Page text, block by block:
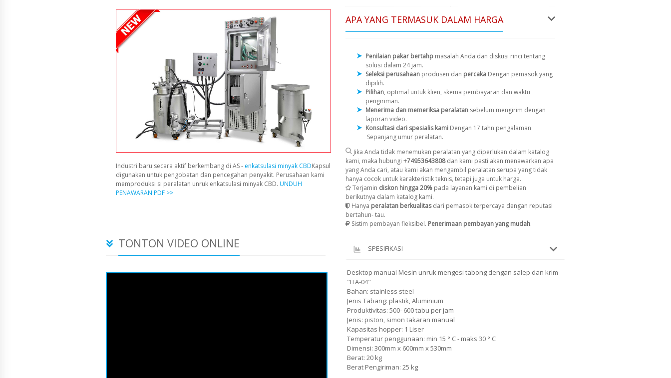
Industri baru secara aktif berkembang di AS - enkatsulasi minyak CBDKapsul
digunakan untuk pengobatan dan pencegahan penyakit. Perusahaan kami
memproduksi si peralatan unruk enkatsulasi minyak CBD. UNDUH
PENAWARAN PDF >>
APA YANG TERMASUK DALAM HARGA
Penilaian pakar bertahp masalah Anda dan diskusi rinci tentang
solusi dalam 24 jam.
Seleksi perusahaan produsen dan percaka Dengan pemasok yang
dipilih.
Pilihan, optimal untuk klien, skema pembayaran dan waktu
pengiriman.
Menerima dan memeriksa peralatan sebelum mengirim dengan
laporan video.
Konsultasi dari spesialis kami Dengan 17 tahn pengalaman
Sepanjang umur peralatan.
Jika Anda tidak menemukan peralatan yang diperlukan dalam katalog
kami, maka hubungi +74953643808dan kami pasti akan menawarkan apa
yang Anda cari, atau kami akan mengambil peralatan serupa yang tidak
hanya cocok untuk karakteristik teknis, tetapi juga untuk harga.
Terjamin diskon hingga 20% pada layanan kami di pembelian
berikutnya dalam katalog kami.
Hanya peralatan berkualitasdari pemasok terpercaya dengan reputasi
bertahun- tau.
Sistim pembayan fleksibel. Penerimaan pembayan yang mudah.
TONTON VIDEO ONLINE SPESIFIKASI
Desktop manual Mesin unruk mengesi tabong dengan salep dan krim
"ITA-04"
Bahan: stainless steel
Jenis Tabang: plastik, Aluminium
Produktivitas: 500- 600 tabu per jam
Jenis: piston, simon takaran manual
Kapasitas hopper: 1 Liser
Temperatur penggunaan: min 15 ° C - maks 30 ° C
Dimensi: 300mm x 600mm x 530mm
Berat: 20 kg
Berat Pengiriman: 25 kg